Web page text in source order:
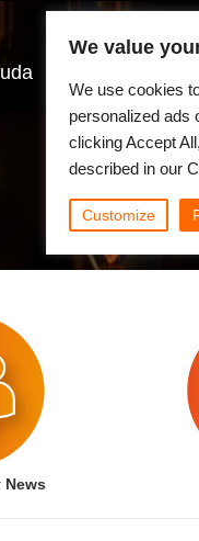
News
We value
We use cookies
personalized ads
clicking Accept
described in our
Customize